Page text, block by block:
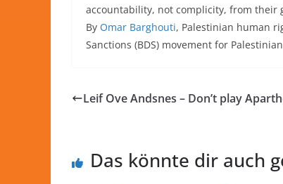
accountability, not complicity, from their
By Omar Barghouti, Palestinian human
Sanctions (BDS) movement for
Leif Ove Andsnes – Don’t play
Das könnte dir auch